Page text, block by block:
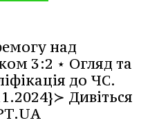
над
3:2 ⋆ Огляд та
до ЧС.
Дивіться